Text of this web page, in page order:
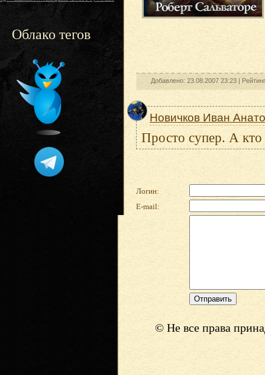
Облако тегов
Добавлено: 23.08.2007 23:23 |
Новичков Иван
Просто супер. А кто
Логин:
E-mail:
© Не все права